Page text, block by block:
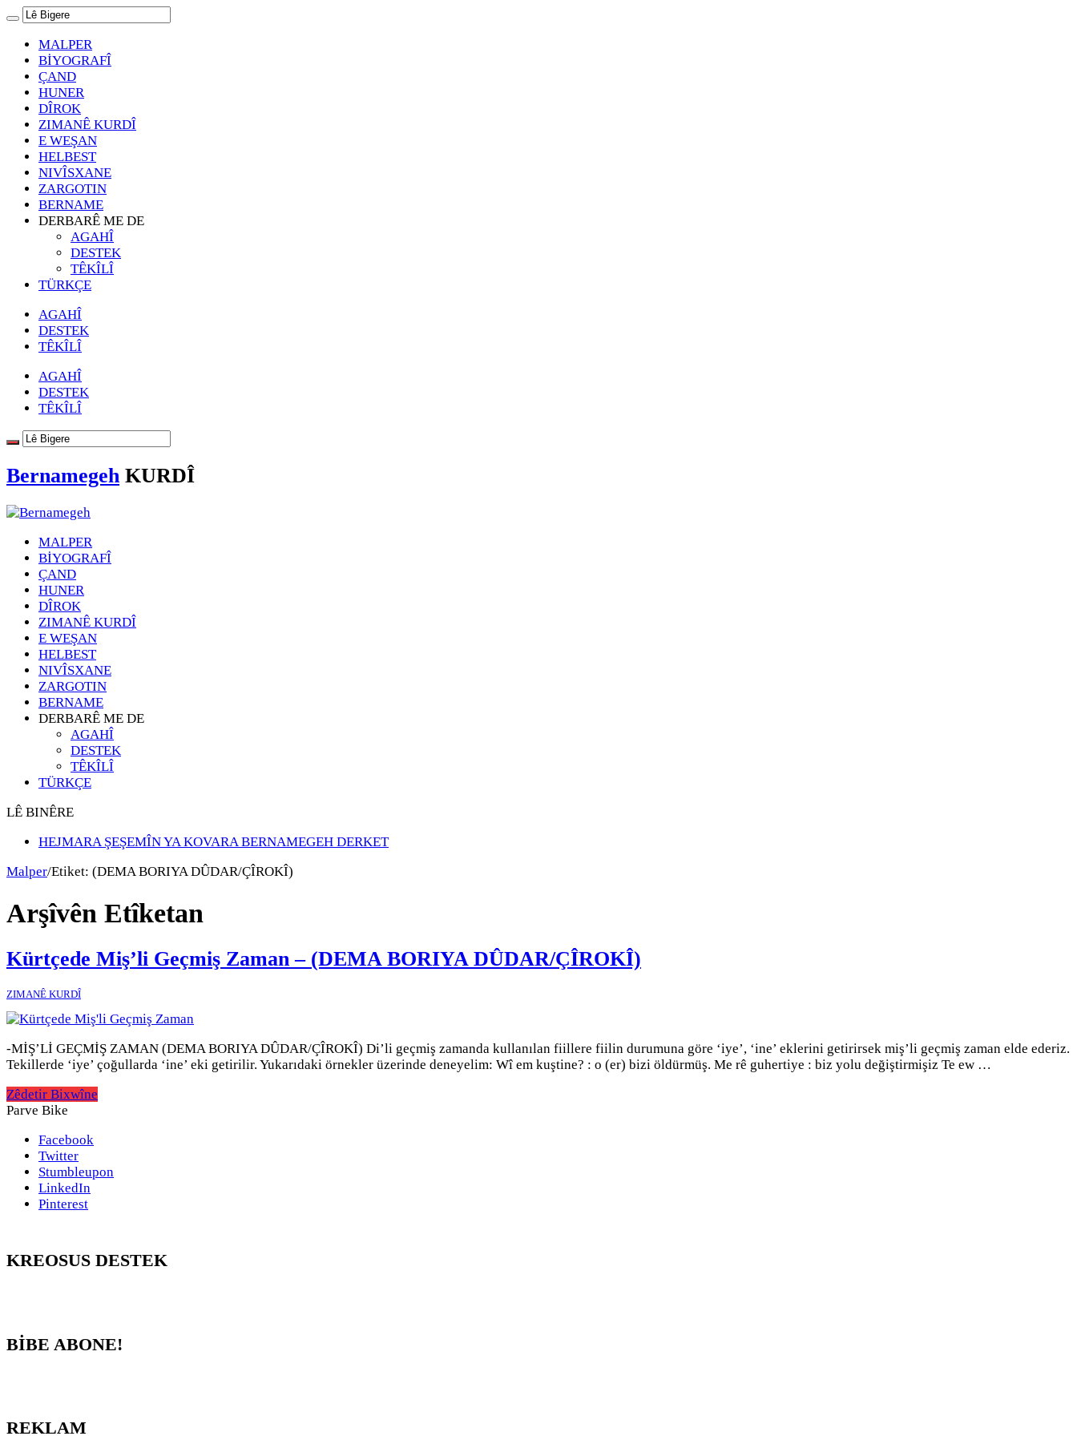
MALPER
BİYOGRAFÎ
ÇAND
HUNER
DÎROK
ZIMANÊ KURDÎ
E WEŞAN
HELBEST
NIVÎSXANE
ZARGOTIN
BERNAME
DERBARÊ ME DE
AGAHÎ
DESTEK
TÊKÎLÎ
TÜRKÇE
AGAHÎ
DESTEK
TÊKÎLÎ
AGAHÎ
DESTEK
TÊKÎLÎ
Bernamegeh KURDÎ
MALPER
BİYOGRAFÎ
ÇAND
HUNER
DÎROK
ZIMANÊ KURDÎ
E WEŞAN
HELBEST
NIVÎSXANE
ZARGOTIN
BERNAME
DERBARÊ ME DE
AGAHÎ
DESTEK
TÊKÎLÎ
TÜRKÇE
LÊ BINÊRE
HEJMARA ŞEŞEMÎN YA KOVARA BERNAMEGEH DERKET
Malper/Etiket: (DEMA BORIYA DÛDAR/ÇÎROKÎ)
Arşîvên Etîketan
Kürtçede Miş’li Geçmiş Zaman – (DEMA BORIYA DÛDAR/ÇÎROKÎ)
ZIMANÊ KURDÎ
-MİŞ’Lİ GEÇMİŞ ZAMAN (DEMA BORIYA DÛDAR/ÇÎROKÎ) Di’li geçmiş zamanda kullanılan fiillere fiilin durumuna göre ‘iye’, ‘ine’ eklerini getirirsek miş’li geçmiş zaman elde ederiz.
Tekillerde ‘iye’ çoğullarda ‘ine’ eki getirilir. Yukarıdaki örnekler üzerinde deneyelim: Wî em kuştine? : o (er) bizi öldürmüş. Me rê guhertiye : biz yolu değiştirmişiz Te ew …
Zêdetir Bixwîne
Parve Bike
Facebook
Twitter
Stumbleupon
LinkedIn
Pinterest
KREOSUS DESTEK
BİBE ABONE!
REKLAM